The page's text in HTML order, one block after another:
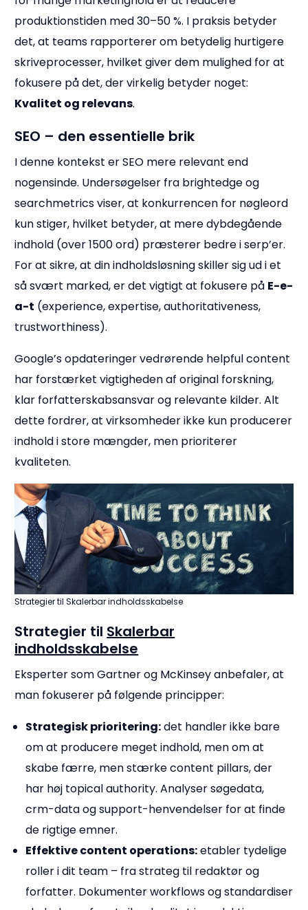
produktionstiden med 30–50 %. I praksis betyder
det, at teams rapporterer om betydelig hurtigere
skriveprocesser, hvilket giver dem mulighed for at
fokusere på det, der virkelig betyder noget:
Kvalitet og relevans.
SEO – den essentielle brik
I denne kontekst er SEO mere relevant end
nogensinde. Undersøgelser fra brightedge og
searchmetrics viser, at konkurrencen for nøgleord
kun stiger, hvilket betyder, at mere dybdegående
indhold (over 1500 ord) præsterer bedre i serp’er.
For at sikre, at din indholdsløsning skiller sig ud i et
så svært marked, er det vigtigt at fokusere på E-e-
a-t (experience, expertise, authoritativeness,
trustworthiness).
Google’s opdateringer vedrørende helpful content
har forstærket vigtigheden af original forskning,
klar forfatterskabsansvar og relevante kilder. Alt
dette fordrer, at virksomheder ikke kun producerer
indhold i store mængder, men prioriterer
kvaliteten.
Strategier til Skalerbar indholdsskabelse
Strategier til Skalerbar
indholdsskabelse
Eksperter som Gartner og McKinsey anbefaler, at
man fokuserer på følgende principper:
Strategisk prioritering:det handler ikke bare
om at producere meget indhold, men om at
skabe færre, men stærke content pillars, der
har høj topical authority. Analyser søgedata,
crm-data og support-henvendelser for at finde
de rigtige emner.
Effektive content operations:etabler tydelige
roller i dit team – fra strateg til redaktør og
forfatter. Dokumenter workflows og standardiser